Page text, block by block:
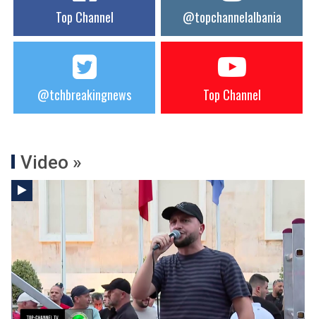
Top Channel @topchannelalbania
@tchbreakingnews Top Channel
Video »